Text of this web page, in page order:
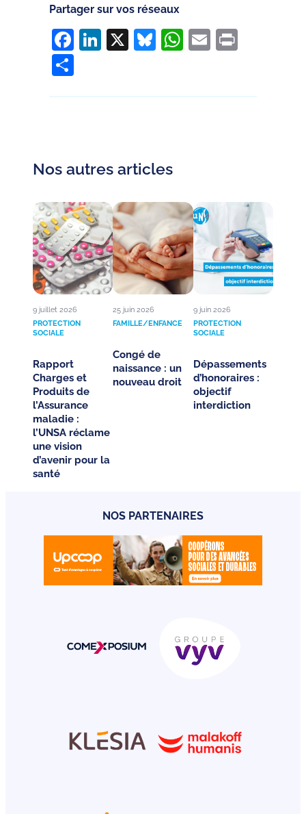
Partager sur vos réseaux
Facebook
LinkedIn
X Bluesky
WhatsApp
Email
Nos autres articles
9 juillet 2026
PROTECTION
SOCIALE
Rapport
Charges et
Produits de
l’Assurance
maladie :
l’UNSA réclame
une vision
d’avenir pour la
santé
25 juin 2026
FAMILLE/ENFANCE
Congé de
naissance : un
nouveau droit
9 juin 2026
PROTECTION
SOCIALE
Dépassements
d’honoraires :
objectif
interdiction
NOS PARTENAIRES